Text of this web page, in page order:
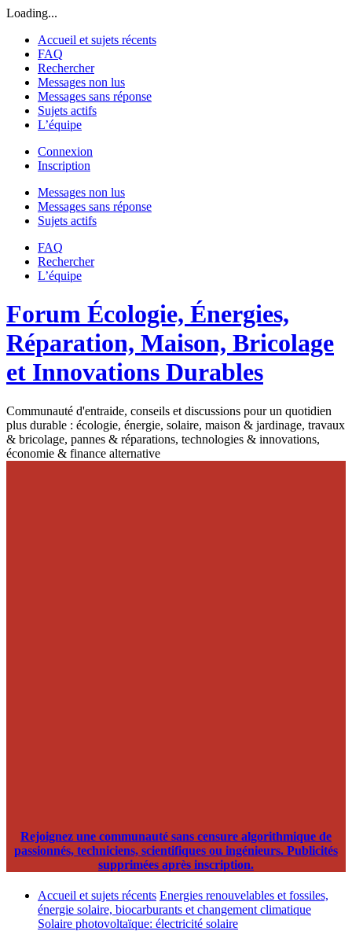
Loading...
Accueil et sujets récents
FAQ
Rechercher
Messages non lus
Messages sans réponse
Sujets actifs
L’équipe
Connexion
Inscription
Messages non lus
Messages sans réponse
Sujets actifs
FAQ
Rechercher
L’équipe
Forum Écologie, Énergies,
Réparation, Maison, Bricolage
et Innovations Durables
Communauté d'entraide, conseils et discussions pour un quotidien
plus durable : écologie, énergie, solaire, maison & jardinage, travaux
& bricolage, pannes & réparations, technologies & innovations,
économie & finance alternative
Rejoignez une communauté sans censure algorithmique de
passionnés, techniciens, scientifiques ou ingénieurs. Publicités
supprimées après inscription.
Accueil et sujets récents Energies renouvelables et fossiles,
énergie solaire, biocarburants et changement climatique
Solaire photovoltaïque: électricité solaire